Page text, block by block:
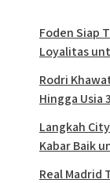
Foden Siap
Loyalitas
Rodri
Hingga Usia
Langkah
Kabar Baik
Real Madrid